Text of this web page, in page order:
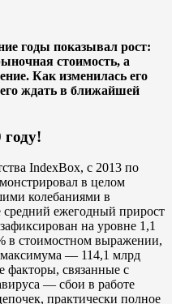
годы показывал рост:
стоимость, а
Как изменилась его
ждать в ближайшей
IndexBox, с 2013 по
в целом
колебаниями в
средний ежегодный прирост
на уровне 1,1
в стоимостном выражении,
максимума — 114,1 млрд
факторы, связанные с
— сбои в работе
практически полное